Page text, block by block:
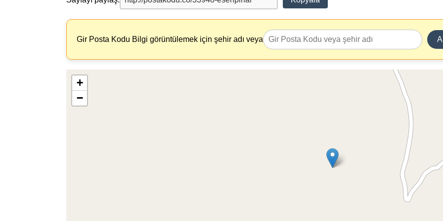
Gir Posta Kodu Bilgi görüntülemek için şehir adı veya
+
−